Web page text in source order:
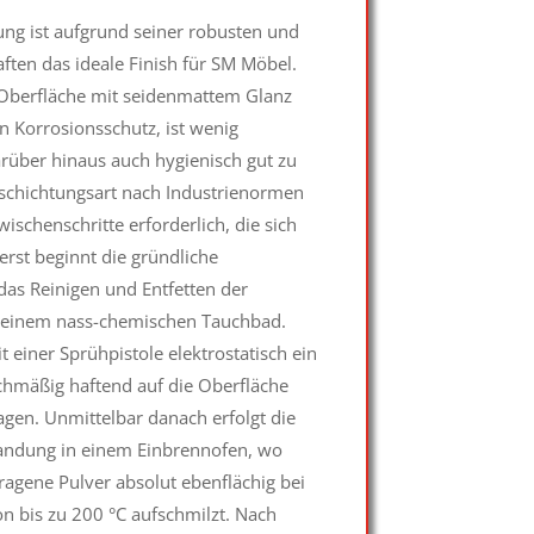
ist aufgrund seiner robusten und
das ideale Finish für SM Möbel.
mit seidenmattem Glanz
Korrosionsschutz, ist wenig
hinaus auch hygienisch gut zu
nach Industrienormen
erforderlich, die sich
beginnt die gründliche
Reinigen und Entfetten der
nass-chemischen Tauchbad.
einer Sprühpistole elektrostatisch ein
haftend auf die Oberfläche
Unmittelbar danach erfolgt die
in einem Einbrennofen, wo
Pulver absolut ebenflächig bei
bis zu 200 °C aufschmilzt. Nach